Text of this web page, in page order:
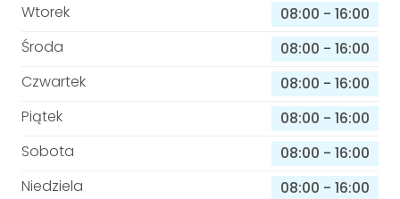
Wtorek
08:00 - 16:00
Środa
08:00 - 16:00
Czwartek
08:00 - 16:00
Piątek
08:00 - 16:00
Sobota
08:00 - 16:00
Niedziela
08:00 - 16:00